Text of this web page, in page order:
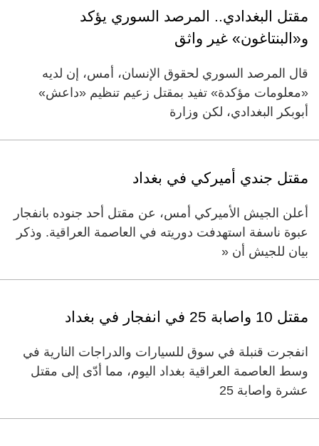
مقتل البغدادي.. المرصد السوري يؤكد
و«البنتاغون» غير واثق
قال المرصد السوري لحقوق الإنسان، أمس، إن لديه
«معلومات مؤكدة» تفيد بمقتل زعيم تنظيم «داعش»
أبوبكر البغدادي، لكن وزارة
مقتل جندي أميركي في بغداد
أعلن الجيش الأميركي أمس، عن مقتل أحد جنوده بانفجار
عبوة ناسفة استهدفت دوريته في العاصمة العراقية. وذكر
بيان للجيش أن «
مقتل 10 واصابة 25 في انفجار في بغداد
انفجرت قنبلة في سوق للسيارات والدراجات النارية في
وسط العاصمة العراقية بغداد اليوم، مما أدّى إلى مقتل
عشرة واصابة 25